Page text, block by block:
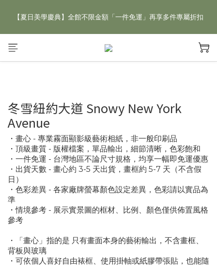
【夏日美學慶典】全館不限金額「一件免運」再享多件專屬折扣
新手好禮 🎁 加 LINE 好友，現領 新朋友專屬見面禮 優惠券！👉
冬雪紐約大道 Snowy New York
Avenue
・畫心 - 專業霧面顯影級藝術相紙，非一般印刷品
・頂級畫質 - 版權檔案，單品輸出，細節清晰，色彩飽和
・一件免運 - 台灣地區不論尺寸規格，均享一幅即免運優惠
・出貨天數 - 畫心約 3-5 天出貨，畫框約 5-7 天（不含假
日）
・色彩差異 - 各家廠牌螢幕顏色設定差異，色彩請以實品為
準
・情境參考 - 展示實景圖的框材、比例、顏色僅供佈置風格
參考
・「畫心」指的是 只有畫面本身的藝術輸出，不含畫框、
背板與玻璃
・可依個人喜好自由裱框、使用掛軸或紙膠帶張貼，也能隨